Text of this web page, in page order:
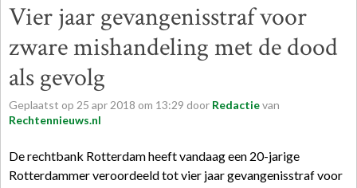
Vier jaar gevangenisstraf voor
zware mishandeling met de dood
als gevolg
Geplaatst op 25 apr 2018 om 13:29 door Redactievan
Rechtennieuws.nl
De rechtbank Rotterdam heeft vandaag een 20-jarige
Rotterdammer veroordeeld tot vier jaar gevangenisstraf voor